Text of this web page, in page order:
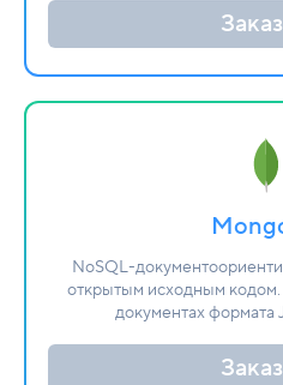
NoSQL-
открытым исходным
документах формата